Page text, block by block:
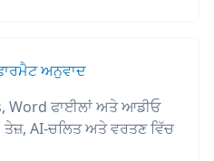
ਅਨੁਵਾਦ
Word ਫਾਈਲਾਂ ਅਤੇ ਆਡੀਓ
AI-ਚਲਿਤ ਅਤੇ ਵਰਤਣ ਵਿੱਚ